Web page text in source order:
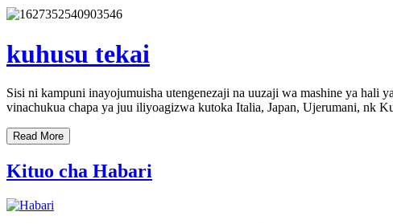
kuhusu tekai
Sisi ni kampuni inayojumuisha utengenezaji na uuzaji wa mashine ya hali
vinachukua chapa ya juu iliyoagizwa kutoka Italia, Japan, Ujerumani, nk
Read More
Kituo cha Habari